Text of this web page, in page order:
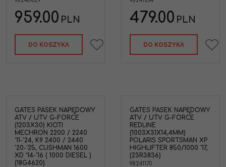
012,0627-009
959.00 PLN
DO KOSZYKA
479.00 PLN
DO KOSZYKA
GATES PASEK NAPĘDOWY
ATV / UTV G-FORCE
(1203X30) KIOTI
MECHRON 2200 / 2240
'11-'24, K9 2400 / 2440
'20-'25, CUSHMAN 1600
XD '14-'16 ( 1000 DIESEL )
(18G4620)
GATES PASEK NAPĘDOWY
ATV / UTV G-FORCE
REDLINE
(1003X31X14,4MM)
POLARIS SPORTSMAN XP
HIGHLIFTER 850/1000 '17,
(23R3836)
98241170